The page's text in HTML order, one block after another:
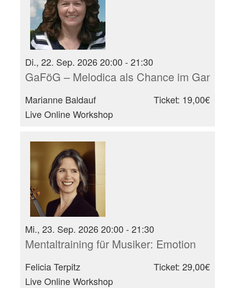
Di., 22. Sep. 2026 20:00 - 21:30
GaFöG – Melodica als Chance im
Marianne Baldauf
Live Online Workshop
Ticket: 19,00€
Mi., 23. Sep. 2026 20:00 - 21:30
Mentaltraining für Musiker: Emotion
Felicia Terpitz
Live Online Workshop
Ticket: 29,00€